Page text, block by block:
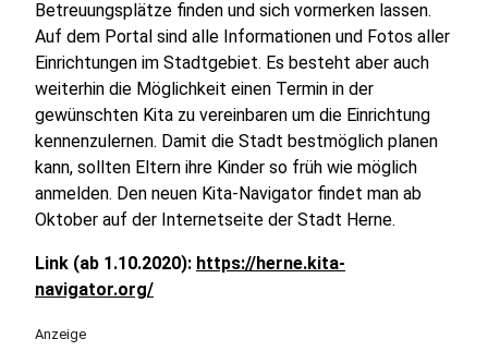
Betreuungsplätze finden und sich vormerken lassen.
Auf dem Portal sind alle Informationen und Fotos aller
Einrichtungen im Stadtgebiet. Es besteht aber auch
weiterhin die Möglichkeit einen Termin in der
gewünschten Kita zu vereinbaren um die Einrichtung
kennenzulernen. Damit die Stadt bestmöglich planen
kann, sollten Eltern ihre Kinder so früh wie möglich
anmelden. Den neuen Kita-Navigator findet man ab
Oktober auf der Internetseite der Stadt Herne.
Link (ab 1.10.2020): https://herne.kita-
navigator.org/
Anzeige